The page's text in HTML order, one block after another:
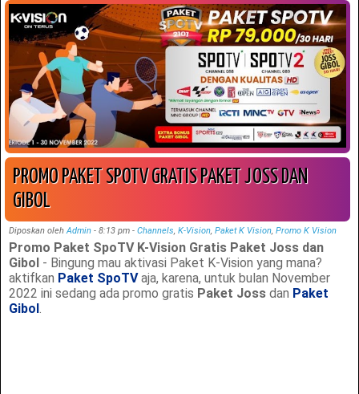
PROMO PAKET SPOTV GRATIS PAKET JOSS DAN
GIBOL
Diposkan olehAdmin - 8:13 pm- Channels,K-Vision,Paket K Vision,Promo K Vision
Promo Paket SpoTV K-Vision Gratis Paket Joss dan
Gibol - Bingung mau aktivasi Paket K-Vision yang mana?
aktifkan Paket SpoTVaja, karena, untuk bulan November
2022 ini sedang ada promo gratis Paket Joss dan Paket
Gibol.